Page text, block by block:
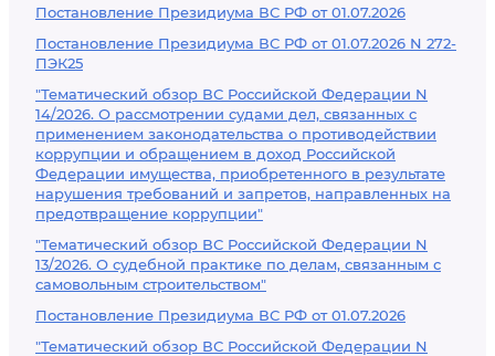
Постановление Президиума ВС РФ от 01.07.2026
Постановление Президиума ВС РФ от 01.07.2026 N 272-
ПЭК25
"Тематический обзор ВС Российской Федерации N
14/2026. О рассмотрении судами дел, связанных с
применением законодательства о противодействии
коррупции и обращением в доход Российской
Федерации имущества, приобретенного в результате
нарушения требований и запретов, направленных на
предотвращение коррупции"
"Тематический обзор ВС Российской Федерации N
13/2026. О судебной практике по делам, связанным с
самовольным строительством"
Постановление Президиума ВС РФ от 01.07.2026
"Тематический обзор ВС Российской Федерации N